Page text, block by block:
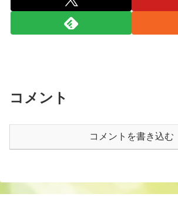
コメント
コメントを書き込む